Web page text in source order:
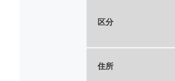
区分
住所